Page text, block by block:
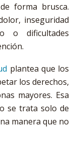
forma brusca.
inseguridad
o dificultades
plantea que los
los derechos,
mayores. Esa
se trata solo de
manera que no